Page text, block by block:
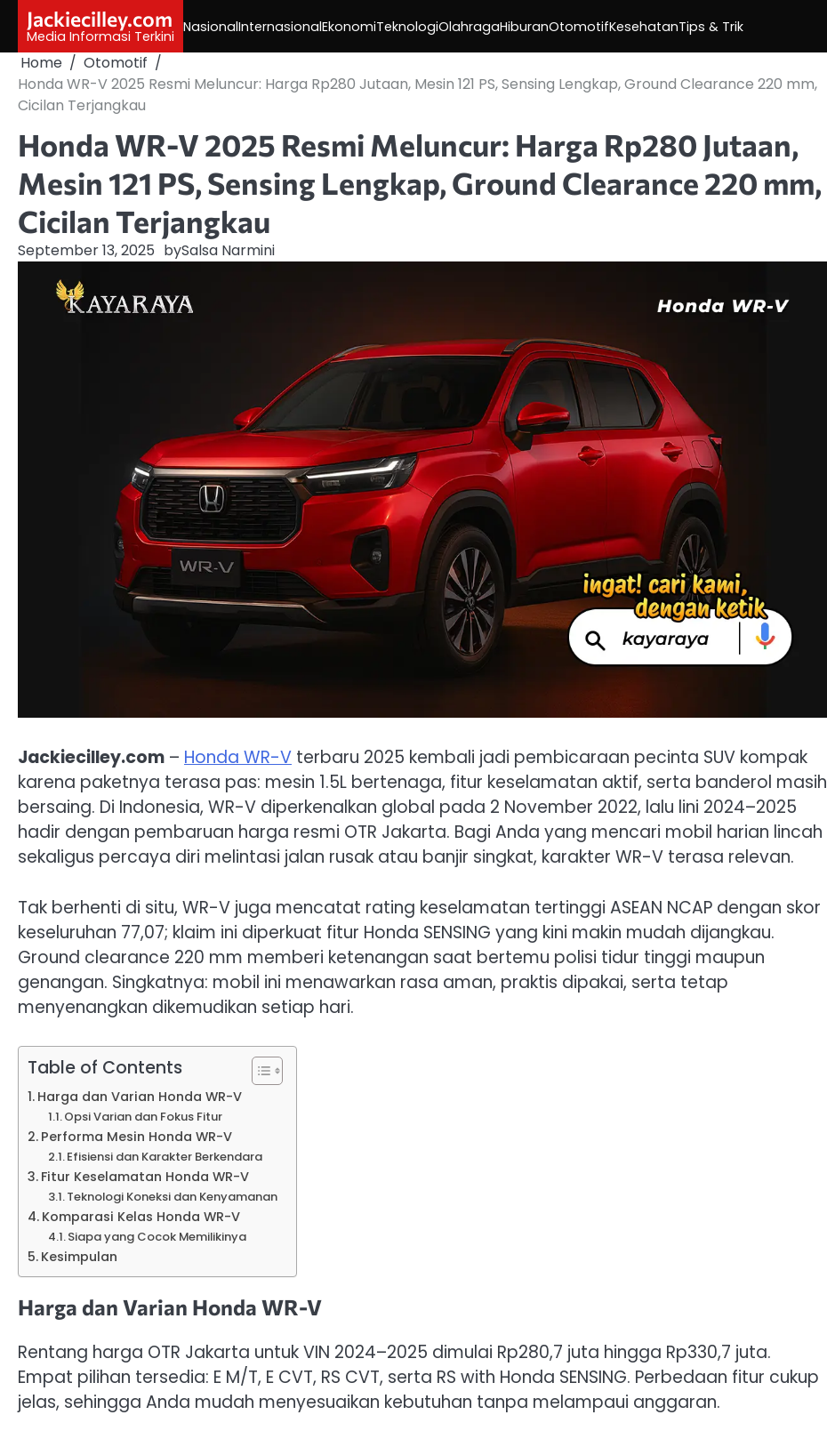
content
Jackiecilley.com
Media Informasi Terkini
NasionalInternasionalEkonomiTeknologiOlahragaHiburanOtomotifKesehatanTips & Trik
Home
Otomotif
Honda WR-V 2025 Resmi Meluncur: Harga Rp280 Jutaan, Mesin 121 PS, Sensing Lengkap, Ground Clearance 220 mm,
Cicilan Terjangkau
Honda WR-V 2025 Resmi Meluncur: Harga Rp280 Jutaan,
Mesin 121 PS, Sensing Lengkap, Ground Clearance 220 mm,
Cicilan Terjangkau
September 13, 2025 bySalsa Narmini
Jackiecilley.com – Honda WR-V terbaru 2025 kembali jadi pembicaraan pecinta SUV kompak
karena paketnya terasa pas: mesin 1.5L bertenaga, fitur keselamatan aktif, serta banderol masih
bersaing. Di Indonesia, WR-V diperkenalkan global pada 2 November 2022, lalu lini 2024–2025
hadir dengan pembaruan harga resmi OTR Jakarta. Bagi Anda yang mencari mobil harian lincah
sekaligus percaya diri melintasi jalan rusak atau banjir singkat, karakter WR-V terasa relevan.
Tak berhenti di situ, WR-V juga mencatat rating keselamatan tertinggi ASEAN NCAP dengan skor
keseluruhan 77,07; klaim ini diperkuat fitur Honda SENSING yang kini makin mudah dijangkau.
Ground clearance 220 mm memberi ketenangan saat bertemu polisi tidur tinggi maupun
genangan. Singkatnya: mobil ini menawarkan rasa aman, praktis dipakai, serta tetap
menyenangkan dikemudikan setiap hari.
Table of Contents
Harga dan Varian Honda WR-V
Opsi Varian dan Fokus Fitur
Performa Mesin Honda WR-V
Efisiensi dan Karakter Berkendara
Fitur Keselamatan Honda WR-V
Teknologi Koneksi dan Kenyamanan
Komparasi Kelas Honda WR-V
Siapa yang Cocok Memilikinya
Kesimpulan
Harga dan Varian Honda WR-V
Rentang harga OTR Jakarta untuk VIN 2024–2025 dimulai Rp280,7 juta hingga Rp330,7 juta.
Empat pilihan tersedia: E M/T, E CVT, RS CVT, serta RS with Honda SENSING. Perbedaan fitur cukup
jelas, sehingga Anda mudah menyesuaikan kebutuhan tanpa melampaui anggaran.